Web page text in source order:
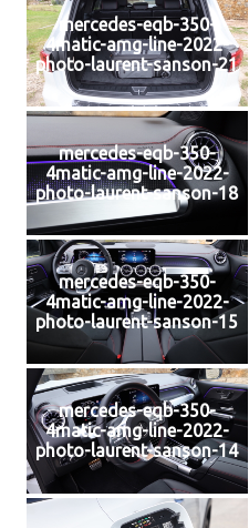
mercedes-eqb-350-
4matic-amg-line-2022-
photo-laurent-sanson-21
mercedes-eqb-350-
4matic-amg-line-2022-
photo-laurent-sanson-18
mercedes-eqb-350-
4matic-amg-line-2022-
photo-laurent-sanson-15
mercedes-eqb-350-
4matic-amg-line-2022-
photo-laurent-sanson-14